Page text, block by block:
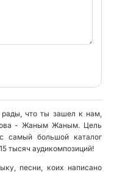
рады, что ты зашел к нам,
- Жаным Жаным. Цель
самый большой каталог
тысяч аудикомпозиций!
песни, коих написано